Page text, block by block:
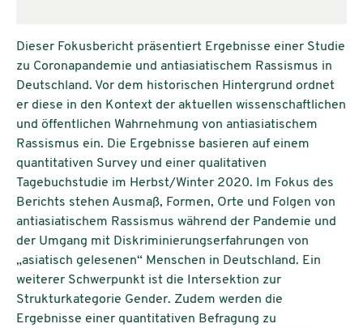
Dieser Fokusbericht präsentiert Ergebnisse einer Studie
zu Coronapandemie und antiasiatischem Rassismus in
Deutschland. Vor dem historischen Hintergrund ordnet
er diese in den Kontext der aktuellen wissenschaftlichen
und öffentlichen Wahrnehmung von antiasiatischem
Rassismus ein. Die Ergebnisse basieren auf einem
quantitativen Survey und einer qualitativen
Tagebuchstudie im Herbst/Winter 2020. Im Fokus des
Berichts stehen Ausmaß, Formen, Orte und Folgen von
antiasiatischem Rassismus während der Pandemie und
der Umgang mit Diskriminierungserfahrungen von
„asiatisch gelesenen“ Menschen in Deutschland. Ein
weiterer Schwerpunkt ist die Intersektion zur
Strukturkategorie Gender. Zudem werden die
Ergebnisse einer quantitativen Befragung zu